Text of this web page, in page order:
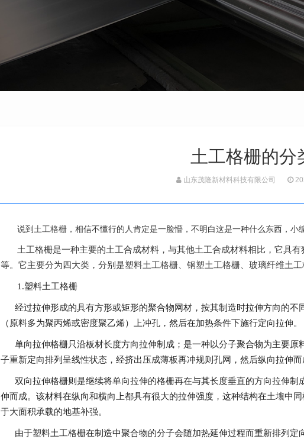
土工格栅的分
山东茂隆新材料科技有限公司
说到 土工格栅，相信不懂行的人肯定是一脸懵，不明白这是一种什么东西，小
土工格栅是一种主要的土工合成材料，与其他土工合成材料相比，它具有
等。它主要分为四大类，分别是塑料土工格栅、 钢塑土工格栅、玻璃纤维土
1.塑料土工格栅
经过拉伸形成的具有方形或矩形的聚合物网材，按其制造时拉伸方向的不
（原料多为聚丙烯或密度聚乙烯）上冲孔，然后在加热条件下施行定向拉伸。
单向拉伸格栅只沿板材长度方向拉伸制成； 是一种以分子聚合物为主要原
子重新定向排列呈线性状态，经挤出压成薄板再冲规则孔网，然后纵向拉伸而
双向拉伸格栅则是继续将单向拉伸的格栅再在与其长度垂直的方向拉伸制成
伸而成。该材料在纵向和横向上都具有很大的拉伸强度，这种结构在土壤中
于大面积承载的地基补强。
由于塑料土工格栅在制造中聚合物的分子会随加热延伸过程而重新排列定